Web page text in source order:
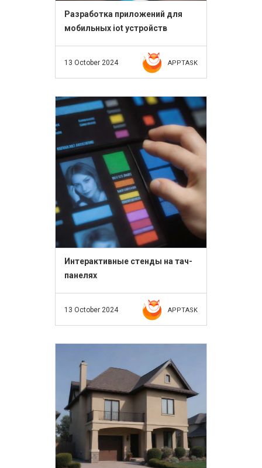
Разработка приложений для
мобильных iot устройств
13 October 2024 APPTASK
Интерактивные стенды на тач-
панелях
13 October 2024 APPTASK